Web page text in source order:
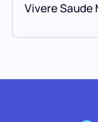
Vivere Saude